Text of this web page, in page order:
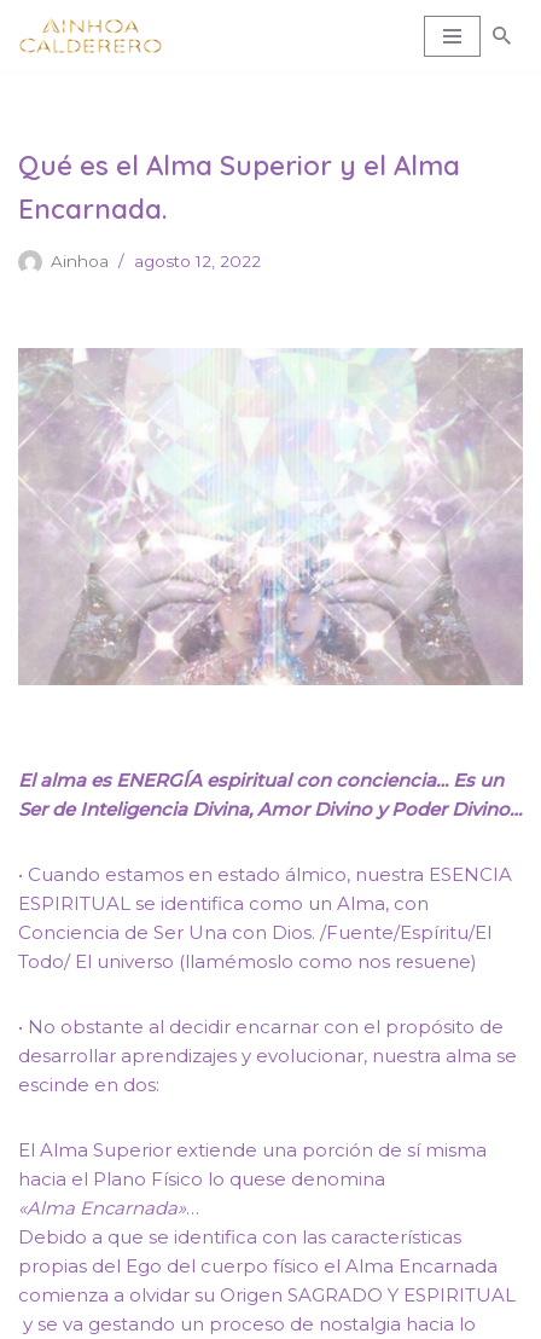
Qué es el Alma Superior y el Alma
Encarnada.
Ainhoa agosto 12, 2022
El alma es ENERGÍA espiritual con conciencia… Es un
Ser de Inteligencia Divina, Amor Divino y Poder Divino…
• Cuando estamos en estado álmico, nuestra ESENCIA
ESPIRITUAL se identifica como un Alma, con
Conciencia de Ser Una con Dios. /Fuente/Espíritu/El
Todo/ El universo (llamémoslo como nos resuene)
• No obstante al decidir encarnar con el propósito de
desarrollar aprendizajes y evolucionar, nuestra alma se
escinde en dos:
El Alma Superior extiende una porción de sí misma
hacia el Plano Físico lo quese denomina
«Alma Encarnada»…
Debido a que se identifica con las características
propias del Ego del cuerpo físico el Alma Encarnada
comienza a olvidar su Origen SAGRADO Y ESPIRITUAL
y se va gestando un proceso de nostalgia hacia lo